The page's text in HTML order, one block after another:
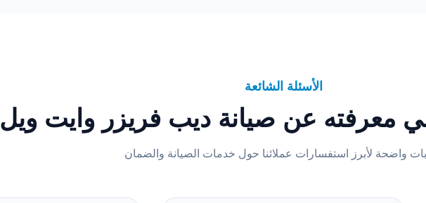
الأسئلة الشائعة
معرفته عن صيانة ديب فريزر وايت ويل